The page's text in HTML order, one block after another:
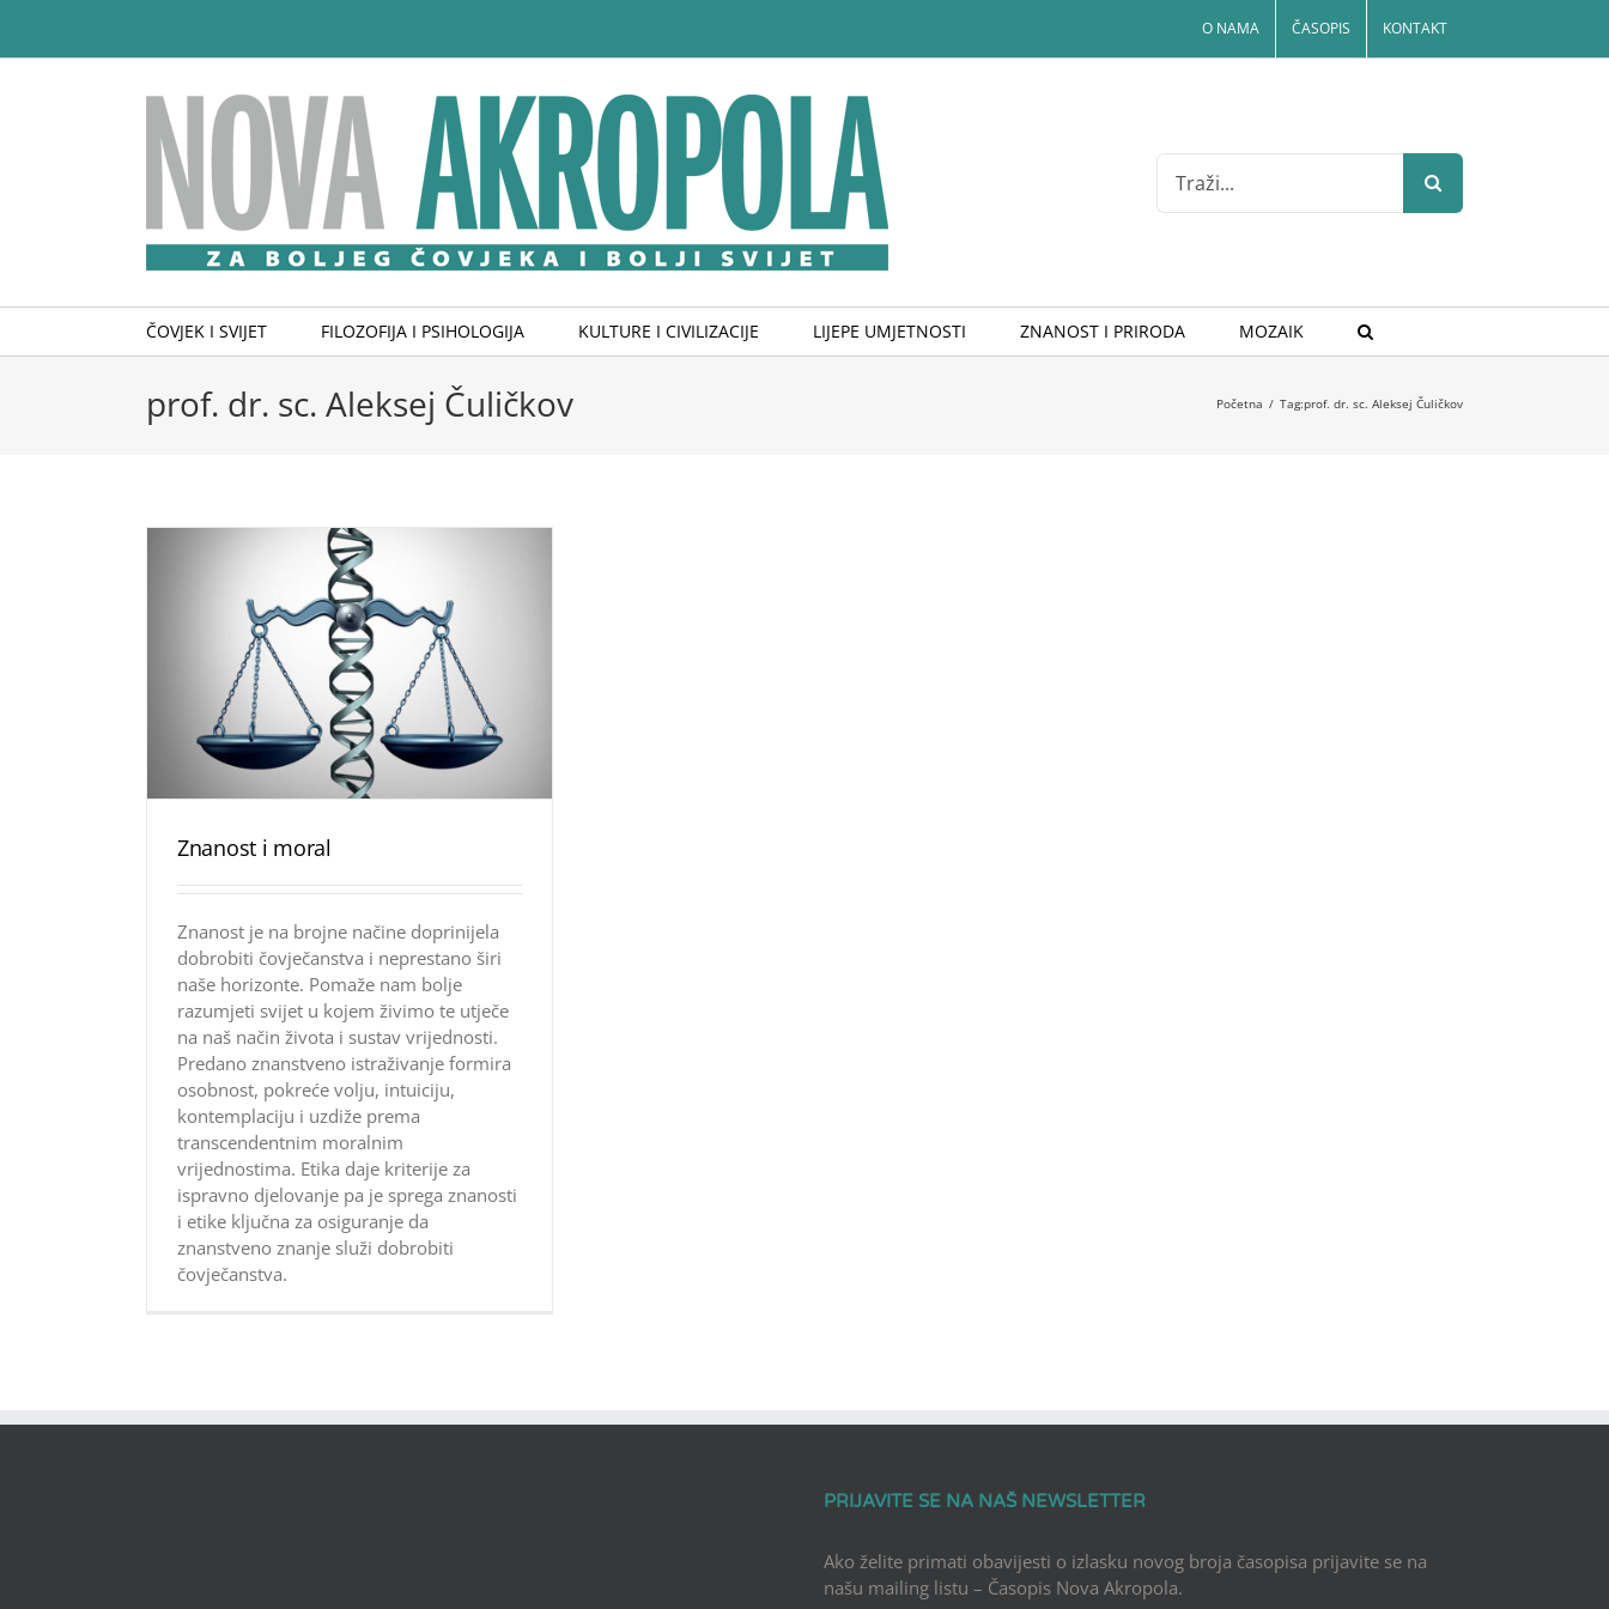
content
O NAMA ČASOPIS KONTAKT
Search
for:
ČOVJEK I SVIJET FILOZOFIJA I PSIHOLOGIJA KULTURE I CIVILIZACIJE LIJEPE UMJETNOSTI ZNANOST I PRIRODA MOZAIK
prof. dr. sc. Aleksej Čuličkov Početna / Tag:prof. dr. sc. Aleksej Čuličkov
Znanost i moral
Znanost je na brojne načine doprinijela
dobrobiti čovječanstva i neprestano širi
naše horizonte. Pomaže nam bolje
razumjeti svijet u kojem živimo te utječe
na naš način života i sustav vrijednosti.
Predano znanstveno istraživanje formira
osobnost, pokreće volju, intuiciju,
kontemplaciju i uzdiže prema
transcendentnim moralnim
vrijednostima. Etika daje kriterije za
ispravno djelovanje pa je sprega znanosti
i etike ključna za osiguranje da
znanstveno znanje služi dobrobiti
čovječanstva.
PRIJAVITE SE NA NAŠ NEWSLETTER
Ako želite primati obavijesti o izlasku novog broja časopisa prijavite se na
našu mailing listu – Časopis Nova Akropola.